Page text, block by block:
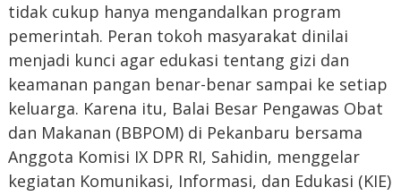
tidak cukup hanya mengandalkan program
pemerintah. Peran tokoh masyarakat dinilai
menjadi kunci agar edukasi tentang gizi dan
keamanan pangan benar-benar sampai ke setiap
keluarga. Karena itu, Balai Besar Pengawas Obat
dan Makanan (BBPOM) di Pekanbaru bersama
Anggota Komisi IX DPR RI, Sahidin, menggelar
kegiatan Komunikasi, Informasi, dan Edukasi (KIE)